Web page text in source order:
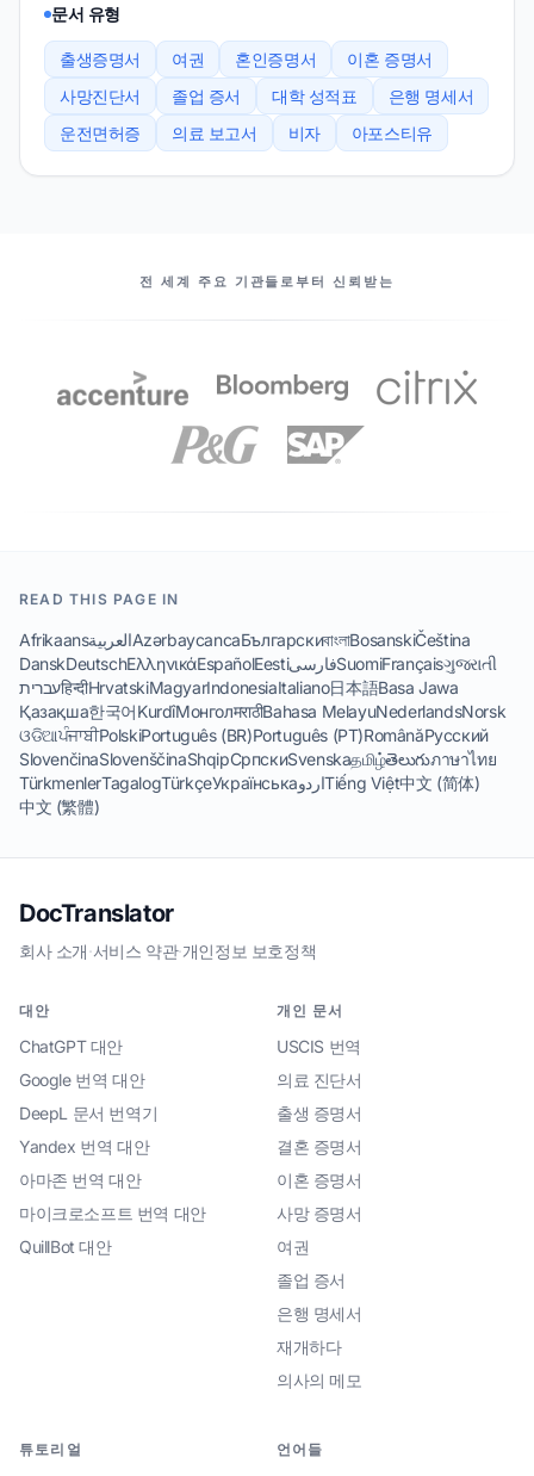
문서 유형
출생증명서 여권 혼인증명서
이혼 증명서
사망진단서
졸업 증서 대학 성적표
은행 명세서
운전면허증
의료 보고서 비자 아포스티유
전 세계 주요 기관들로부터 신뢰받는
READ THIS PAGE IN
AfrikaansالعربيةAzərbaycancaБългарскиবাংলাBosanskiČeština
DanskDeutschΕλληνικάEspañolEestiفارسیSuomiFrançaisગુજરાતી
עבריתहिन्दीHrvatskiMagyarIndonesiaItaliano日本語Basa Jawa
Қазақша한국어KurdîМонголमराठीBahasa MelayuNederlandsNorsk
ଓଡିଆਪੰਜਾਬੀPolskiPortuguês (BR)Português (PT)RomânăРусский
SlovenčinaSlovenščinaShqipСрпскиSvenskaதமிழ்తెలుగుภาษาไทย
TürkmenlerTagalogTürkçeУкраїнськаاردوTiếng Việt中文 (简体)
中文 (繁體)
DocTranslator
회사 소개·서비스 약관·개인정보 보호정책
대안
ChatGPT 대안
Google 번역 대안
DeepL 문서 번역기
Yandex 번역 대안
아마존 번역 대안
마이크로소프트 번역 대안
QuillBot 대안
개인 문서
USCIS 번역
의료 진단서
출생 증명서
결혼 증명서
이혼 증명서
사망 증명서
여권
졸업 증서
은행 명세서
재개하다
의사의 메모
튜토리얼 언어들